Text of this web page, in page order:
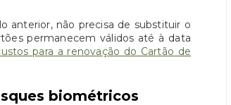
anterior, não precisa de substituir o
permanecem válidos até à data
para a renovação do Cartão de
biométricos